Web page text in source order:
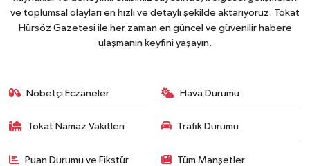
ve toplumsal olayları en hızlı ve detaylı şekilde aktarıyoruz. Tokat
Hürsöz Gazetesi ile her zaman en güncel ve güvenilir habere
ulaşmanın keyfini yaşayın.
Nöbetçi Eczaneler Hava Durumu
Tokat Namaz Vakitleri Trafik Durumu
Puan Durumu ve Fikstür Tüm Manşetler